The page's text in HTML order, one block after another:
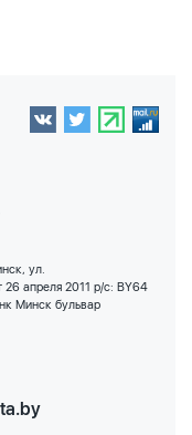
ул.
апреля 2011 р/с: BY64
Минск бульвар